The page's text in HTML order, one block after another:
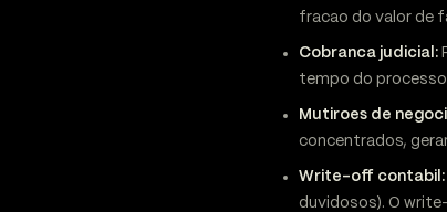
fracao do valor de
Cobranca judicial:
tempo do
Mutiroes de
concentrados,
Write-off contabil:
duvidosos). O